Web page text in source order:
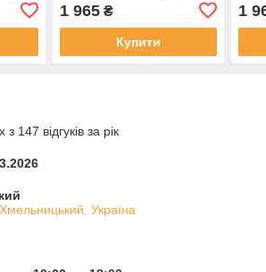
1 965₴
Купити
1
147 відгуків за рік
Україна